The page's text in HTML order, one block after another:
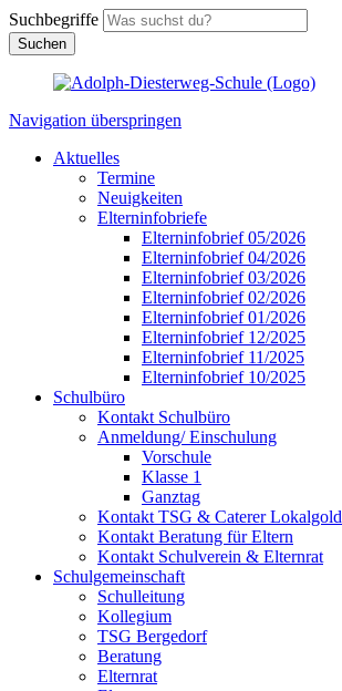
Suchbegriffe
Suchen
Navigation überspringen
Aktuelles
Termine
Neuigkeiten
Elterninfobriefe
Elterninfobrief 05/2026
Elterninfobrief 04/2026
Elterninfobrief 03/2026
Elterninfobrief 02/2026
Elterninfobrief 01/2026
Elterninfobrief 12/2025
Elterninfobrief 11/2025
Elterninfobrief 10/2025
Schulbüro
Kontakt Schulbüro
Anmeldung/ Einschulung
Vorschule
Klasse 1
Ganztag
Kontakt TSG & Caterer Lokalgold
Kontakt Beratung für Eltern
Kontakt Schulverein & Elternrat
Schulgemeinschaft
Schulleitung
Kollegium
TSG Bergedorf
Beratung
Elternrat